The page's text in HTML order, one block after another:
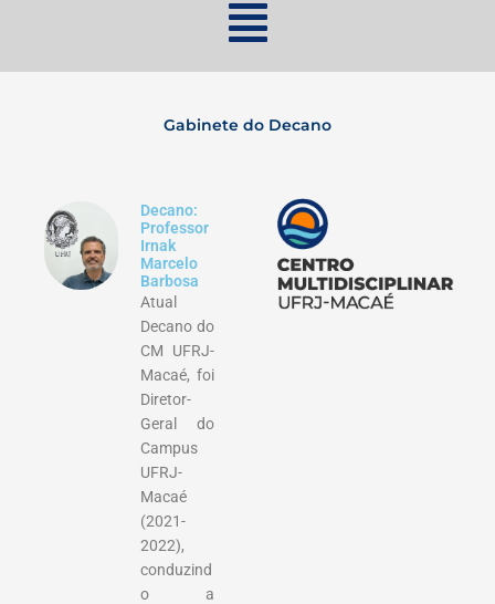
Gabinete do Decano
Decano:
Professor
Irnak
Marcelo
Barbosa
Atual
Decano do
CM UFRJ-
Macaé, foi
Diretor-
Geral do
Campus
UFRJ-
Macaé
(2021-
2022),
conduzind
o a